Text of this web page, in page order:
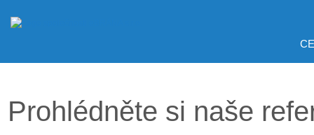
Prohlédněte si naše